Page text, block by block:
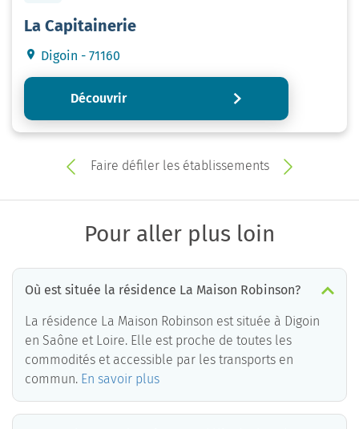
La Capitainerie
Digoin - 71160
Découvrir
Faire défiler les établissements
Pour aller plus loin
Où est située la résidence La Maison Robinson?
La résidence La Maison Robinson est située à Digoin
en Saône et Loire. Elle est proche de toutes les
commodités et accessible par les transports en
commun. En savoir plus